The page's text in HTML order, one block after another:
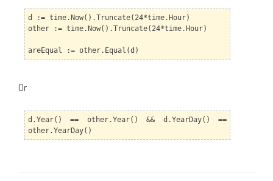
d := time.Now().Truncate(24*time.Hour)
other := time.Now().Truncate(24*time.Hour)
areEqual := other.Equal(d)
Or
d.Year() == other.Year() && d.YearDay() ==
other.YearDay()